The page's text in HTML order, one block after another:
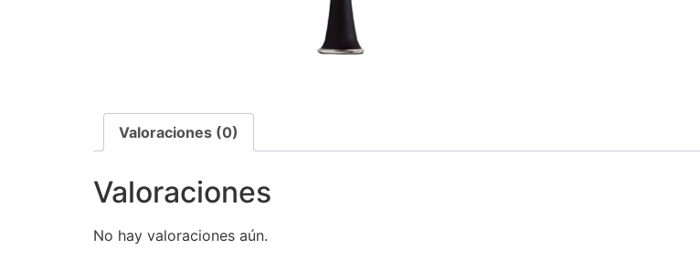
Valoraciones (0)
Valoraciones
No hay valoraciones aún.